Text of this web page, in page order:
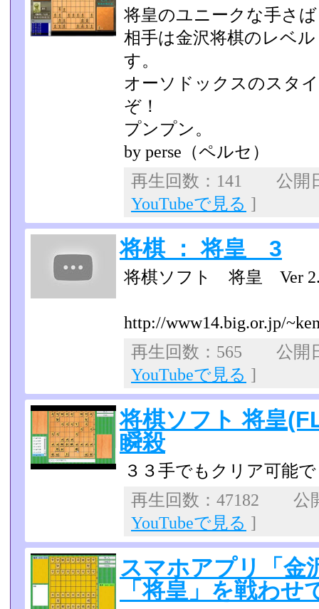
将皇のユニークな手さ
相手は金沢将棋のレベ
す。
オーソドックスのスタ
ぞ！
プンプン。
by perse（ペルセ）
再生回数：141 公開
YouTubeで見る ]
将棋 ： 将皇 3
将棋ソフト 将皇 Ver
http://www14.big.or.jp/
再生回数：565 公開
YouTubeで見る ]
将棋ソフト 将皇
瞬殺
３３手でもクリア可能
再生回数：47182 公
YouTubeで見る ]
スマホアプリ「金
「将皇」を戦わせ